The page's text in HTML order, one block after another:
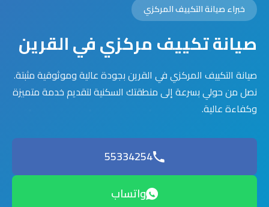
خبراء صيانة التكييف المركزي
صيانة تكييف مركزي في القرين
صيانة التكييف المركزي في القرين بجودة عالية وموثوقية مثبتة.
نصل من حولي بسرعة إلى منطقتك السكنية لتقديم خدمة متميزة
وكفاءة عالية.
55334254
واتساب